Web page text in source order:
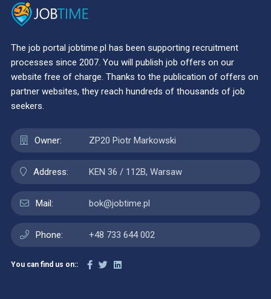
The job portal jobtime.pl has been supporting recruitment
processes since 2007. You will publish job offers on our
website free of charge. Thanks to the publication of offers on
partner websites, they reach hundreds of thousands of job
seekers.
Owner: ZP20 Piotr Markowski
Address: KEN 36 / 112B, Warsaw
Mail: bok@jobtime.pl
Phone: +48 733 644 002
You can find us on::